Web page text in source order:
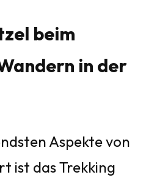
beim
in der
Aspekte von
ist das Trekking